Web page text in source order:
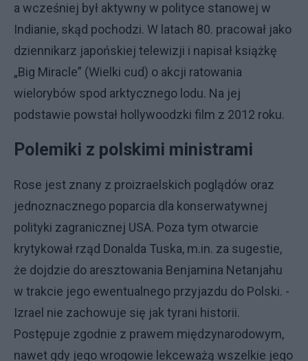
a wcześniej był aktywny w polityce stanowej w
Indianie, skąd pochodzi. W latach 80. pracował jako
dziennikarz japońskiej telewizji i napisał książkę
„Big Miracle” (Wielki cud) o akcji ratowania
wielorybów spod arktycznego lodu. Na jej
podstawie powstał hollywoodzki film z 2012 roku.
Polemiki z polskimi ministrami
Rose jest znany z proizraelskich poglądów oraz
jednoznacznego poparcia dla konserwatywnej
polityki zagranicznej USA. Poza tym otwarcie
krytykował rząd Donalda Tuska, m.in. za sugestie,
że dojdzie do aresztowania Benjamina Netanjahu
w trakcie jego ewentualnego przyjazdu do Polski. -
Izrael nie zachowuje się jak tyrani historii.
Postępuje zgodnie z prawem międzynarodowym,
nawet gdy jego wrogowie lekceważą wszelkie jego